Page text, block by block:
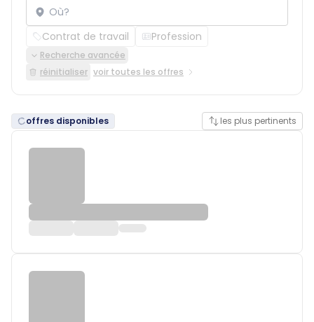
Contrat de travail Profession
Recherche avancée
réinitialiser voir toutes les offres
offres disponibles les plus pertinents